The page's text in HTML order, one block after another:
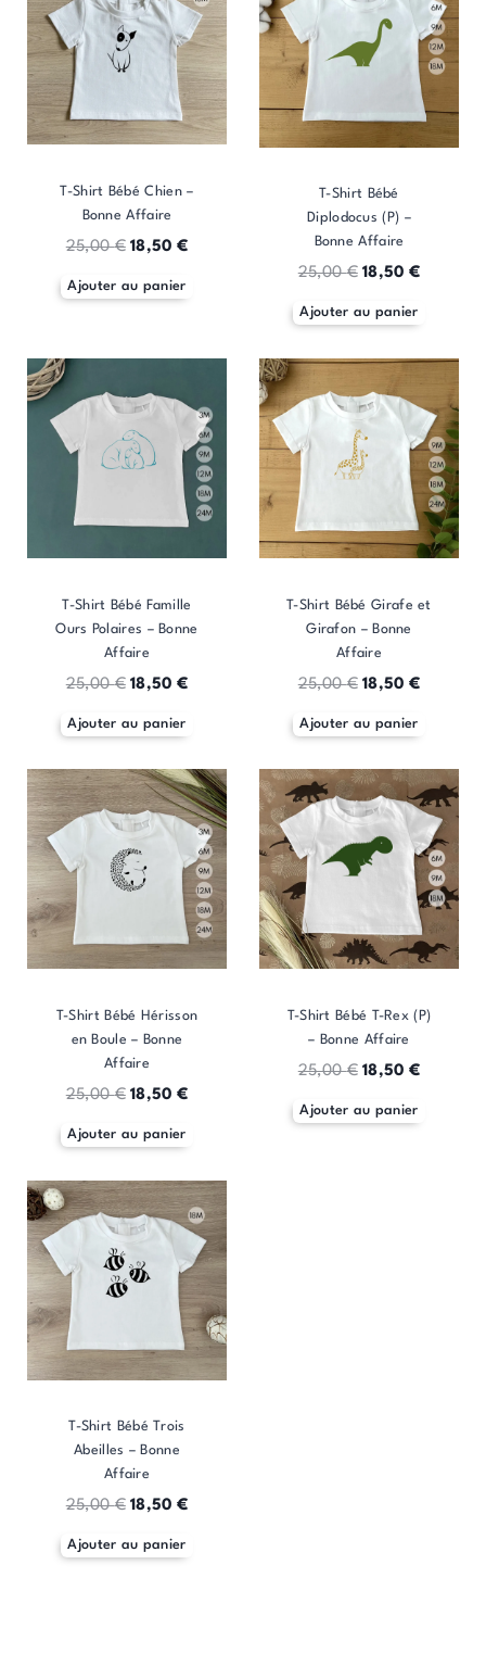
T-Shirt Bébé Chien –
Bonne Affaire
25,00€ 18,50 €
Ajouter au panier
T-Shirt Bébé
Diplodocus (P) –
Bonne Affaire
25,00€ 18,50 €
Ajouter au panier
T-Shirt Bébé Famille
Ours Polaires – Bonne
Affaire
25,00€ 18,50 €
Ajouter au panier
T-Shirt Bébé Girafe et
Girafon – Bonne
Affaire
25,00€ 18,50 €
Ajouter au panier
T-Shirt Bébé Hérisson
en Boule – Bonne
Affaire
25,00€ 18,50 €
Ajouter au panier
T-Shirt Bébé T-Rex (P)
– Bonne Affaire
25,00€ 18,50 €
Ajouter au panier
T-Shirt Bébé Trois
Abeilles – Bonne
Affaire
25,00€ 18,50 €
Ajouter au panier